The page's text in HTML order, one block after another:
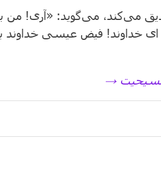
می‌كند، می‌گوید: «آری! من
خداوند! فیض عیسی خداوند